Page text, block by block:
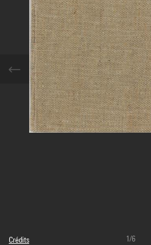
Crédits
1/6